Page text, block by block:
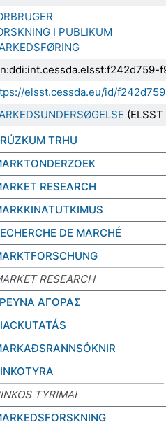
I PUBLIKUM
elsst.cessda.eu/id/
TRHU
RESEARCH
DE MARCHÉ
RESEARCH
ΑΓΟΡΑΣ
TYRIMAI